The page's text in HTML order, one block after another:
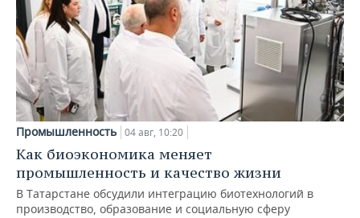
Промышленность 04 авг, 10:20
Как биоэкономика меняет
промышленность и качество жизни
В Татарстане обсудили интеграцию биотехнологий в
производство, образование и социальную сферу